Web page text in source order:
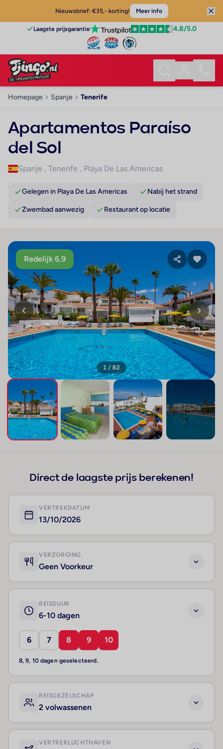
Nieuwsbrief: €35,- korting! Meer info
Laagste prijsgarantie 4.8/5.0
Homepage Spanje Tenerife
Apartamentos Paraíso
del Sol
Spanje , Tenerife , Playa De Las Americas
Gelegen in Playa De Las Americas Nabij het strand
Zwembad aanwezig Restaurant op locatie
Redelijk 6.9
1 / 82
Direct de laagste prijs berekenen!
VERTREKDATUM
13/10/2026
VERZORGING
Geen Voorkeur
REISDUUR
6-10 dagen
6 7 8 9 10
8, 9, 10 dagen geselecteerd.
REISGEZELSCHAP
2 volwassenen
VERTREKLUCHTHAVEN